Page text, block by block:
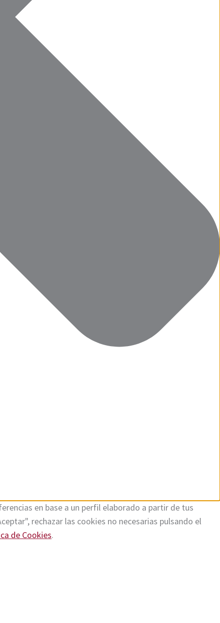
en base a un perfil elaborado a partir de tus
rechazar las cookies no necesarias pulsando el
de Cookies.